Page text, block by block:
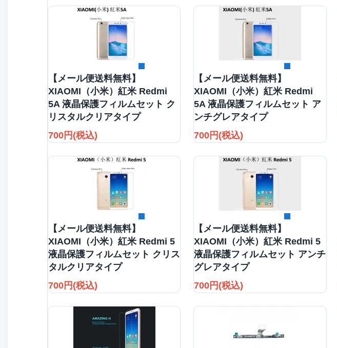
【メール便送料無料】
XIAOMI（小米）紅米 Redmi
5A 液晶保護フィルムセット ク
リスタルクリアタイプ
700円(税込)
【メール便送料無料】
XIAOMI（小米）紅米 Redmi
5A 液晶保護フィルムセット ア
ンチグレアタイプ
700円(税込)
【メール便送料無料】
XIAOMI（小米）紅米 Redmi 5
液晶保護フィルムセット クリス
タルクリアタイプ
700円(税込)
【メール便送料無料】
XIAOMI（小米）紅米 Redmi 5
液晶保護フィルムセット アンチ
グレアタイプ
700円(税込)